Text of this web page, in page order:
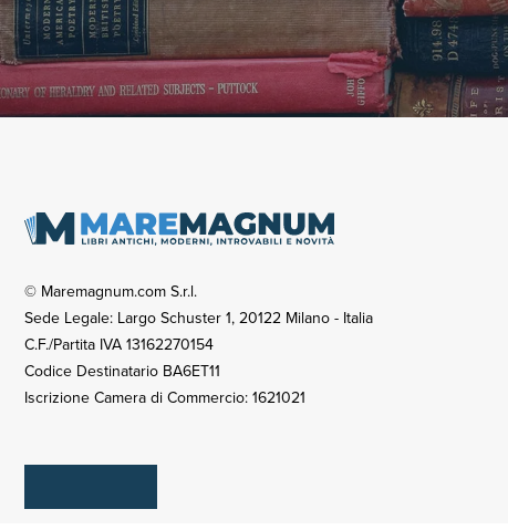
© Maremagnum.com S.r.l.
Sede Legale: Largo Schuster 1, 20122 Milano - Italia
C.F./Partita IVA 13162270154
Codice Destinatario BA6ET11
Iscrizione Camera di Commercio: 1621021